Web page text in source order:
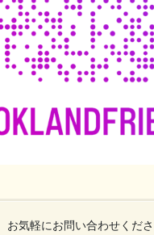
お気軽にお問い合わせくだ